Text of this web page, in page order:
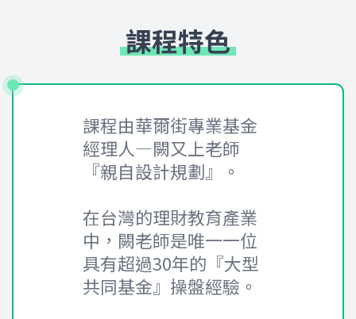
課程特色
課程由華爾街專業基金
經理人—闕又上老師
『親自設計規劃』。
在台灣的理財教育產業
中，闕老師是唯一一位
具有超過30年的『大型
共同基金』操盤經驗。